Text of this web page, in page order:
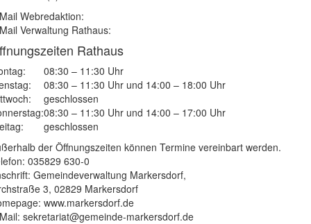
Webredaktion:
Verwaltung Rathaus:
Rathaus
08:30 – 11:30 Uhr
08:30 – 11:30 Uhr und 14:00 – 18:00 Uhr
geschlossen
08:30 – 11:30 Uhr und 14:00 – 17:00 Uhr
geschlossen
der Öffnungszeiten können Termine vereinbart werden.
035829 630-0
Gemeindeverwaltung Markersdorf,
3, 02829 Markersdorf
www.markersdorf.de
sekretariat@gemeinde-markersdorf.de